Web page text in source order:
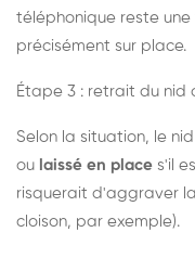
téléphonique reste
précisément sur place.
Étape 3 : retrait du nid
Selon la situation, le
ou laissé en place s'il
risquerait d'aggraver
cloison, par exemple).